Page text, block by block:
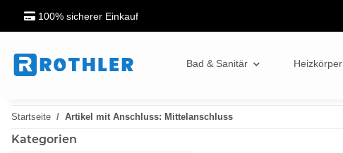
100% sicherer Einkauf
Bad & Sanitär Heizkörper
Startseite Artikel mit Anschluss: Mittelanschluss
Kategorien